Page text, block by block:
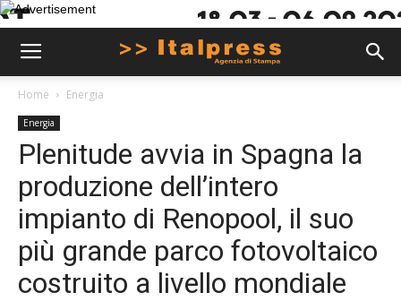
Home Energia
Energia
Plenitude avvia in Spagna la
produzione dell’intero
impianto di Renopool, il suo
più grande parco fotovoltaico
costruito a livello mondiale